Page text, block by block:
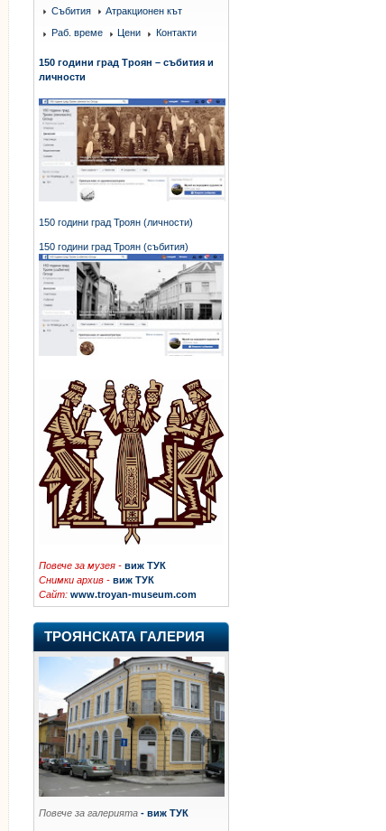
Събития Атракционен кът
Раб. време Цени Контакти
150 години град Троян – събития и
личности
150 години град Троян (личности)
150 години град Троян (събития)
Повече за музея - виж ТУК
Снимки архив - виж ТУК
Сайт: www.troyan-museum.com
ТРОЯНСКАТА ГАЛЕРИЯ
Повече за галерията - виж ТУК